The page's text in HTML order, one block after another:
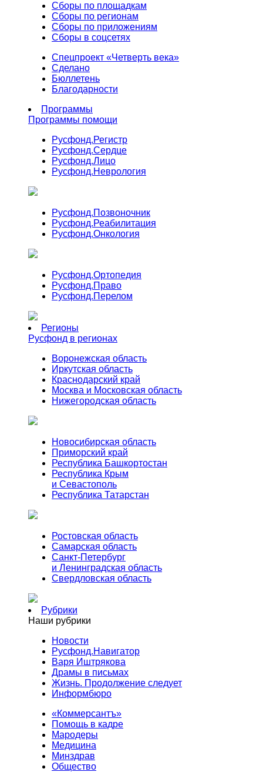
Сборы по площадкам
Сборы по регионам
Сборы по приложениям
Сборы в соцсетях
Спецпроект «Четверть века»
Сделано
Бюллетень
Благодарности
Программы
Программы помощи
Русфонд.Регистр
Русфонд.Сердце
Русфонд.Лицо
Русфонд.Неврология
Русфонд.Позвоночник
Русфонд.Реабилитация
Русфонд.Онкология
Русфонд.Ортопедия
Русфонд.Право
Русфонд.Перелом
Регионы
Русфонд в регионах
Воронежская область
Иркутская область
Краснодарский край
Москва и Московская область
Нижегородская область
Новосибирская область
Приморский край
Республика Башкортостан
Республика Крым
и Севастополь
Республика Татарстан
Ростовская область
Самарская область
Санкт-Петербург
и Ленинградская область
Свердловская область
Рубрики
Наши рубрики
Новости
Русфонд.Навигатор
Варя Иштрякова
Драмы в письмах
Жизнь. Продолжение следует
Информбюро
«Коммерсантъ»
Помощь в кадре
Мародеры
Медицина
Минздрав
Общество